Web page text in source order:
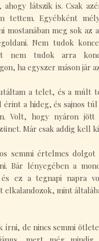
látszik is. Csak
tettem. Egyébként
mostanában meg sok az
Nem tudok
nem tudok arra
ha egyszer máson jár
a telet, és a múlt
a hideg, és sajnos túl
Volt, hogy nyáron jött
Már csak addig kell
semmi értelmes
Bár lényegében a
ez a tegnapi napra
elkalandozok, mint
írni, de nincs semmi